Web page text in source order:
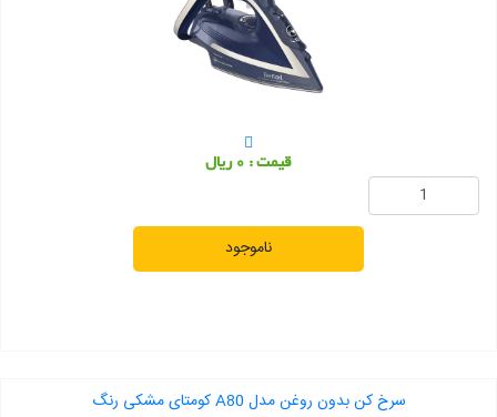
قیمت : 0 ریال
ناموجود
سرخ کن بدون روغن مدل A80 کومتای مشکی رنگ